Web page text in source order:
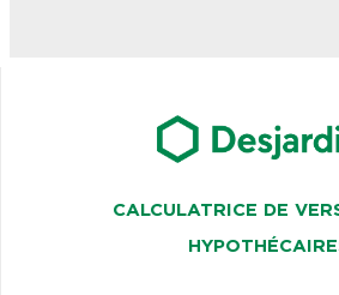
CALCULATRICE DE